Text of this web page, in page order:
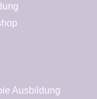
Ausbildung